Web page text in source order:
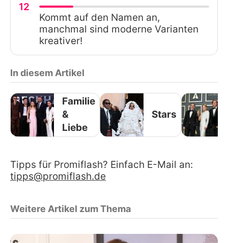
12
Kommt auf den Namen an,
manchmal sind moderne Varianten
kreativer!
In diesem Artikel
Familie
&
Liebe
Stars
Tipps für Promiflash? Einfach E-Mail an:
tipps@promiflash.de
Weitere Artikel zum Thema